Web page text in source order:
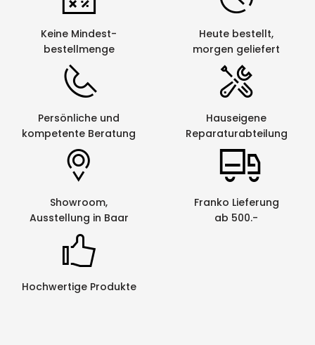
Keine Mindest-
bestellmenge
Heute bestellt,
morgen geliefert
Persönliche und
kompetente Beratung
Hauseigene
Reparaturabteilung
Showroom,
Ausstellung in Baar
Franko Lieferung
ab 500.-
Hochwertige Produkte